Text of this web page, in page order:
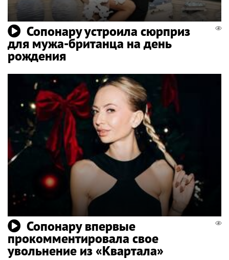
Сопонару устроила сюрприз
для мужа-британца на день
рождения
Сопонару впервые
прокомментировала свое
увольнение из «Квартала»